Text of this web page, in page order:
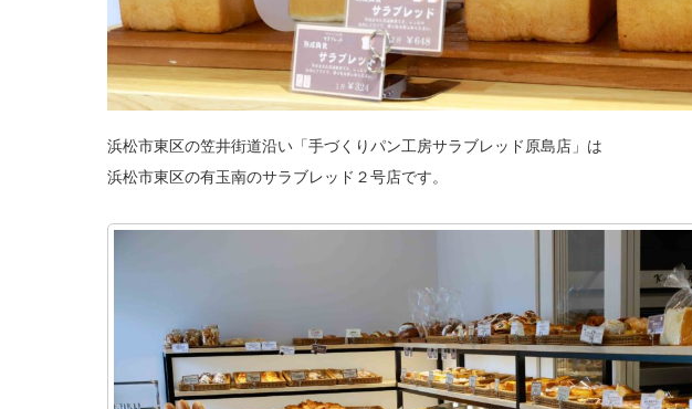
か
ら
オ
ー
プ
ン！
美
し
い
ン
が
上
浜松市東区の笠井街道沿い「手づくりパン工房サラブレッド原島店」は
浜松市東区の有玉南のサラブレッド２号店です。